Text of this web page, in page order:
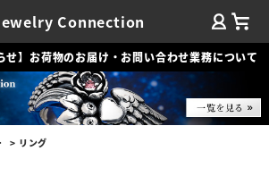
Connection
せ】お荷物のお届け・お問い合わせ業務について
リング